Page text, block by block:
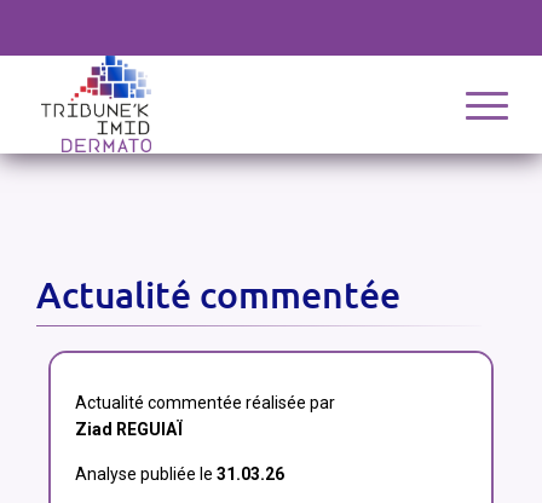
Actualité commentée
Actualité commentée réalisée par
Ziad REGUIAÏ
Analyse publiée le 31.03.26